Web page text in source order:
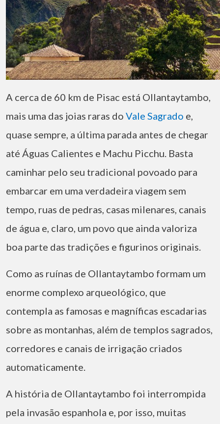
A cerca de 60 km de Pisac está Ollantaytambo,
mais uma das joias raras do Vale Sagrado e,
quase sempre, a última parada antes de chegar
até Águas Calientes e Machu Picchu. Basta
caminhar pelo seu tradicional povoado para
embarcar em uma verdadeira viagem sem
tempo, ruas de pedras, casas milenares, canais
de água e, claro, um povo que ainda valoriza
boa parte das tradições e figurinos originais.
Como as ruínas de Ollantaytambo formam um
enorme complexo arqueológico, que
contempla as famosas e magníficas escadarias
sobre as montanhas, além de templos sagrados,
corredores e canais de irrigação criados
automaticamente.
A história de Ollantaytambo foi interrompida
pela invasão espanhola e, por isso, muitas